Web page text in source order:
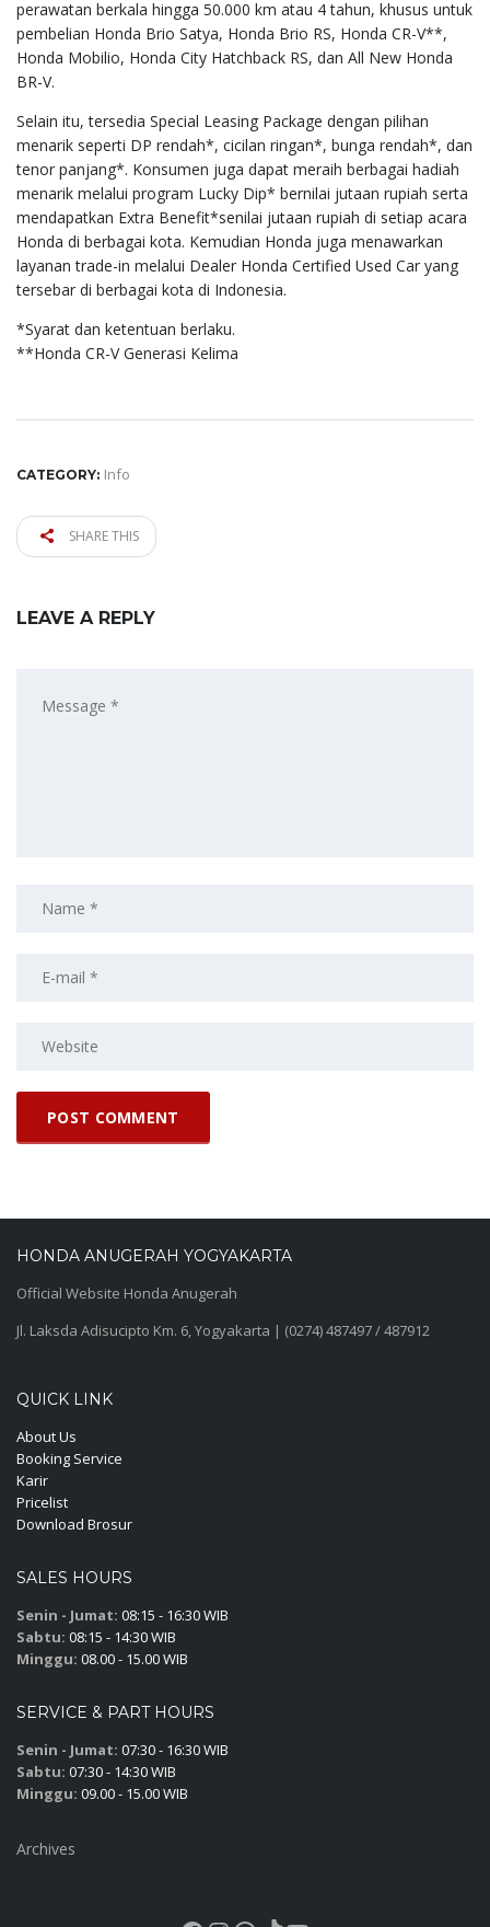
perawatan berkala hingga 50.000 km atau 4 tahun, khusus untuk
pembelian Honda Brio Satya, Honda Brio RS, Honda CR-V**,
Honda Mobilio, Honda City Hatchback RS, dan All New Honda
BR-V.
Selain itu, tersedia Special Leasing Package dengan pilihan
menarik seperti DP rendah*, cicilan ringan*, bunga rendah*, dan
tenor panjang*. Konsumen juga dapat meraih berbagai hadiah
menarik melalui program Lucky Dip* bernilai jutaan rupiah serta
mendapatkan Extra Benefit*senilai jutaan rupiah di setiap acara
Honda di berbagai kota. Kemudian Honda juga menawarkan
layanan trade-in melalui Dealer Honda Certified Used Car yang
tersebar di berbagai kota di Indonesia.
*Syarat dan ketentuan berlaku.
**Honda CR-V Generasi Kelima
CATEGORY: Info
SHARE THIS
LEAVE A REPLY
HONDA ANUGERAH YOGYAKARTA
Official Website Honda Anugerah
Jl. Laksda Adisucipto Km. 6, Yogyakarta | (0274) 487497 / 487912
QUICK LINK
About Us
Booking Service
Karir
Pricelist
Download Brosur
SALES HOURS
Senin - Jumat: 08:15 - 16:30 WIB
Sabtu: 08:15 - 14:30 WIB
Minggu: 08.00 - 15.00 WIB
SERVICE & PART HOURS
Senin - Jumat: 07:30 - 16:30 WIB
Sabtu: 07:30 - 14:30 WIB
Minggu: 09.00 - 15.00 WIB
Archives